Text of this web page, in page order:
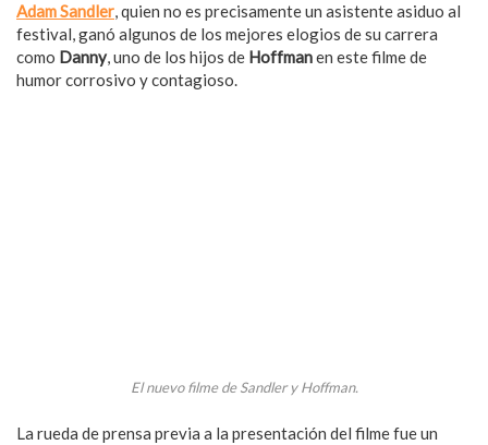
Adam Sandler, quien no es precisamente un asistente asiduo al
festival, ganó algunos de los mejores elogios de su carrera
como Danny, uno de los hijos de Hoffmanen este filme de
humor corrosivo y contagioso.
El nuevo filme de Sandler y Hoffman.
La rueda de prensa previa a la presentación del filme fue un